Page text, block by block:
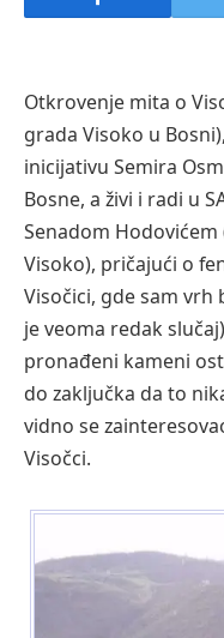
Otkrovenje mita o
grada Visoko u
inicijativu Semira
Bosne, a živi i radi u
Senadom
Visoko), pričajući o
Visočici, gde sam
je veoma redak
pronađeni kameni
do zaključka da to
vidno se
Visočci.